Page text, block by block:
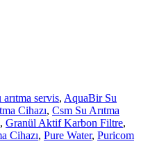
servis, AquaBir Su
Cihazı, Csm Su Arıtma
, Granül Aktif Karbon Filtre,
Cihazı, Pure Water, Puricom